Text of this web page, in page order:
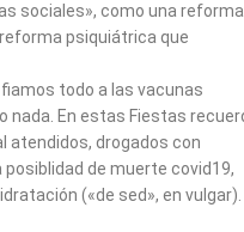
sociales», como una reforma
psiquiátrica que
todo a las vacunas
nada. En estas Fiestas
atendidos, drogados con
de muerte covid19,
(«de sed», en vulgar).